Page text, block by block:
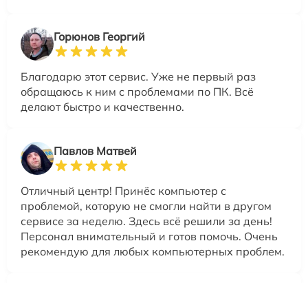
Горюнов Георгий
Благодарю этот сервис. Уже не первый раз
обращаюсь к ним с проблемами по ПК. Всё
делают быстро и качественно.
Павлов Матвей
Отличный центр! Принёс компьютер с
проблемой, которую не смогли найти в другом
сервисе за неделю. Здесь всё решили за день!
Персонал внимательный и готов помочь. Очень
рекомендую для любых компьютерных проблем.